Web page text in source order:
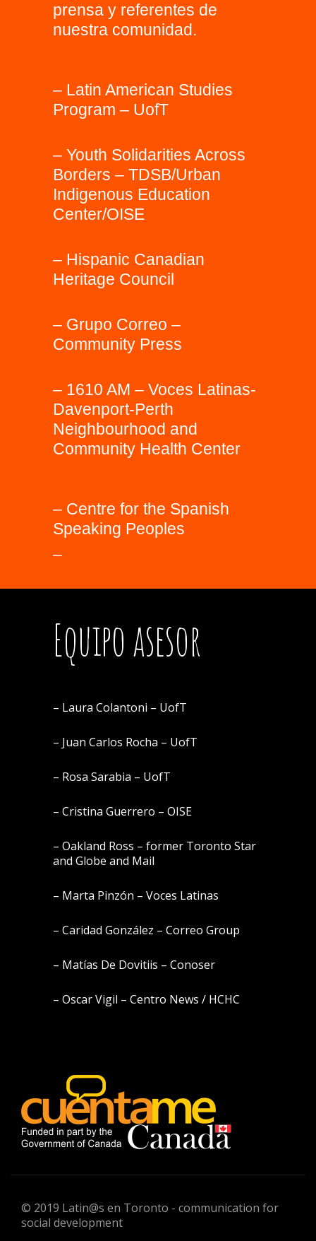
prensa y referentes de
nuestra comunidad.
– Latin American Studies
Program – UofT
– Youth Solidarities Across
Borders – TDSB/Urban
Indigenous Education
Center/OISE
– Hispanic Canadian
Heritage Council
– Grupo Correo –
Community Press
– 1610 AM – Voces Latinas-
Davenport-Perth
Neighbourhood and
Community Health Center
– Centre for the Spanish
Speaking Peoples
–
Equipo asesor
– Laura Colantoni – UofT
– Juan Carlos Rocha – UofT
– Rosa Sarabia – UofT
– Cristina Guerrero – OISE
– Oakland Ross – former Toronto Star
and Globe and Mail
– Marta Pinzón – Voces Latinas
– Caridad González – Correo Group
– Matías De Dovitiis – Conoser
– Oscar Vigil – Centro News / HCHC
© 2019 Latin@s en Toronto - communication for
social development